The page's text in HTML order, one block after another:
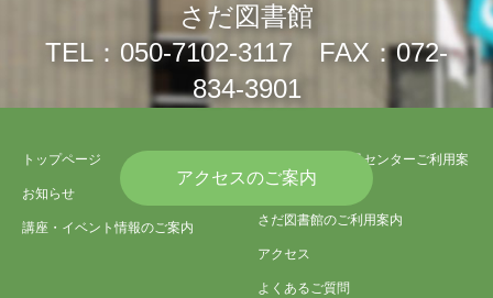
さだ図書館
TEL：050-7102-3117 FAX：072-
834-3901
アクセスのご案内
トップページ
お知らせ
講座・イベント情報のご案内
さだ生涯学習市民センターご利用案
内
さだ図書館のご利用案内
アクセス
よくあるご質問